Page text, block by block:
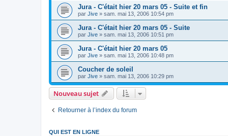
Jura - C'était hier 20 mars 05 - Suite et fin
par Jive » sam. mai 13, 2006 10:54 pm
Jura - C'était hier 20 mars 05 - Suite
par Jive » sam. mai 13, 2006 10:51 pm
Jura - C'était hier 20 mars 05
par Jive » sam. mai 13, 2006 10:48 pm
Coucher de soleil
par Jive » sam. mai 13, 2006 10:29 pm
Nouveau sujet
Retourner à l’index du forum
QUI EST EN LIGNE